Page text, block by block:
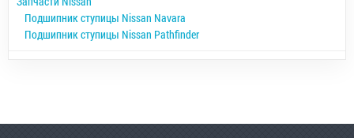
Подшипник ступицы Nissan Navara
Подшипник ступицы Nissan Pathfinder